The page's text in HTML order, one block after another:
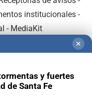
institucionales-
- MediaKit
✕
y fuertes
de Santa Fe